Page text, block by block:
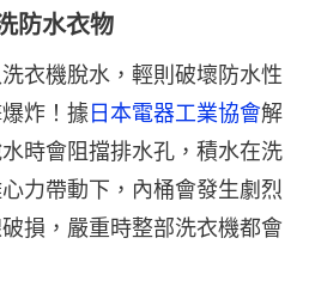
防水衣物
衣機脫水，輕則破壞防水性
炸！據 日本電器工業協會解
時會阻擋排水孔，積水在洗
力帶動下，內桶會發生劇烈
損，嚴重時整部洗衣機都會